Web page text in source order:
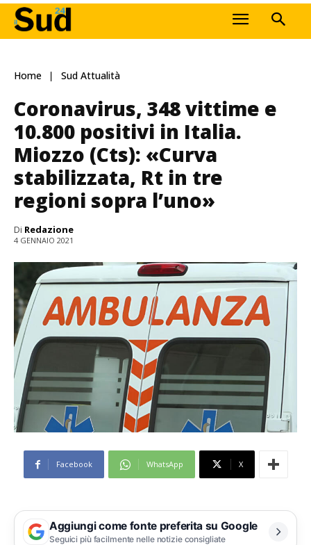
Home Sud Attualità
Coronavirus, 348 vittime e
10.800 positivi in Italia.
Miozzo (Cts): «Curva
stabilizzata, Rt in tre
regioni sopra l’uno»
Di Redazione
4 GENNAIO 2021
Facebook WhatsApp X
Aggiungi come fonte preferita su Google
Seguici più facilmente nelle notizie consigliate